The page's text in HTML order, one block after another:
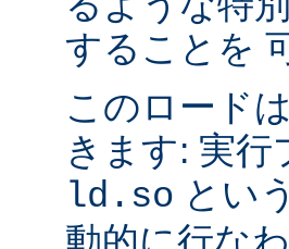
することを
このロード
きます: 実
ld.so とい